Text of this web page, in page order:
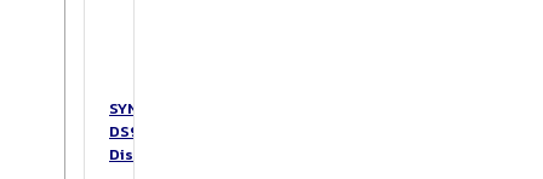
SYNOLOGY
DS925+
DiskStation